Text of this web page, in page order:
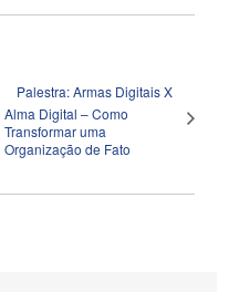
Palestra: Armas Digitais X
Alma Digital – Como
Transformar uma
Organização de Fato